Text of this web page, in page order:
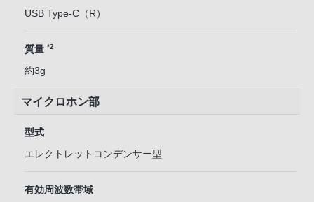
USB Type-C（R）
質量 *2
約3g
マイクロホン部
型式
エレクトレットコンデンサー型
有効周波数帯域